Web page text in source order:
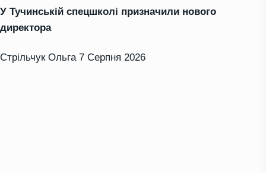
У Тучинській спецшколі призначили нового
директора
Стрільчук Ольга 7 Серпня 2026